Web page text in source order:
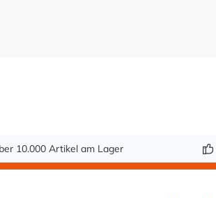
10.000 Artikel am Lager